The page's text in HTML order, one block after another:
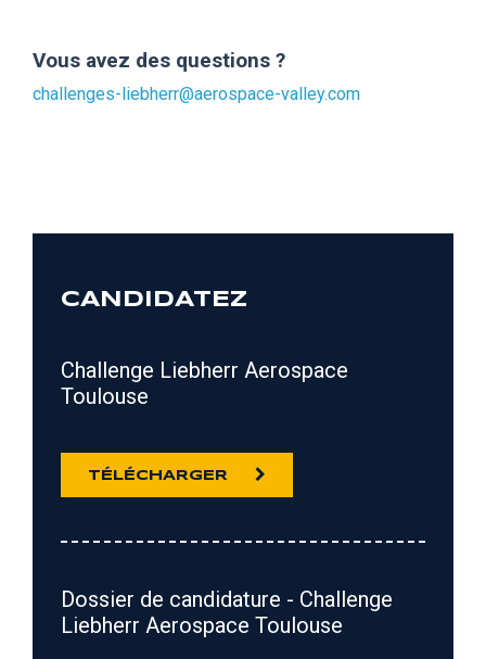
Vous avez des questions ?
challenges-liebherr@aerospace-valley.com
CANDIDATEZ
Challenge Liebherr Aerospace
Toulouse
TÉLÉCHARGER
Dossier de candidature - Challenge
Liebherr Aerospace Toulouse